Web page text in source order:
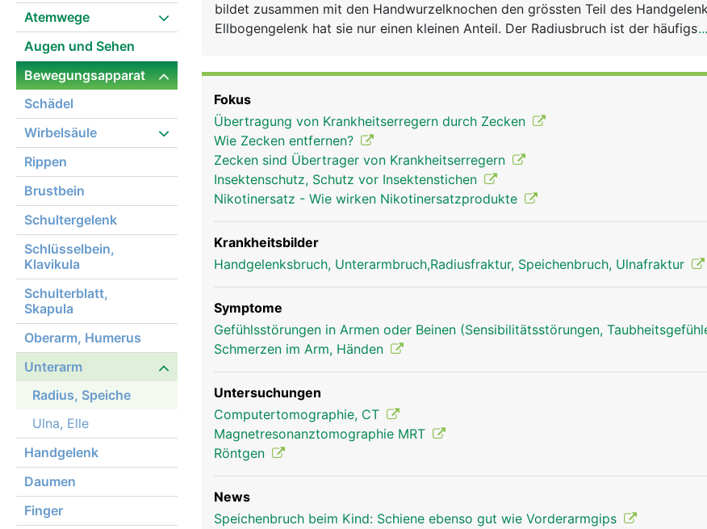
Atemwege
Augen und Sehen
Bewegungsapparat
Schädel
Wirbelsäule
Rippen
Brustbein
Schultergelenk
Schlüsselbein,
Klavikula
Schulterblatt,
Skapula
Oberarm, Humerus
Unterarm
Radius, Speiche
Ulna, Elle
Handgelenk
Daumen
Finger
bildet zusammen mit den Handwurzelknochen den grössten Teil des
Ellbogengelenk hat sie nur einen kleinen Anteil. Der Radiusbruch ist der
Radius Frau
Fokus
Übertragung von Krankheitserregern durch Zecken
Wie Zecken entfernen?
Zecken sind Übertrager von Krankheitserregern
Insektenschutz, Schutz vor Insektenstichen
Nikotinersatz - Wie wirken Nikotinersatzprodukte
Krankheitsbilder
Handgelenksbruch, Unterarmbruch,Radiusfraktur, Speichenbruch, Ulnafraktur
Symptome
Gefühlsstörungen in Armen oder Beinen (Sensibilitätsstörungen,
Schmerzen im Arm, Händen
Untersuchungen
Computertomographie, CT
Magnetresonanztomographie MRT
Röntgen
News
Speichenbruch beim Kind: Schiene ebenso gut wie Vorderarmgips